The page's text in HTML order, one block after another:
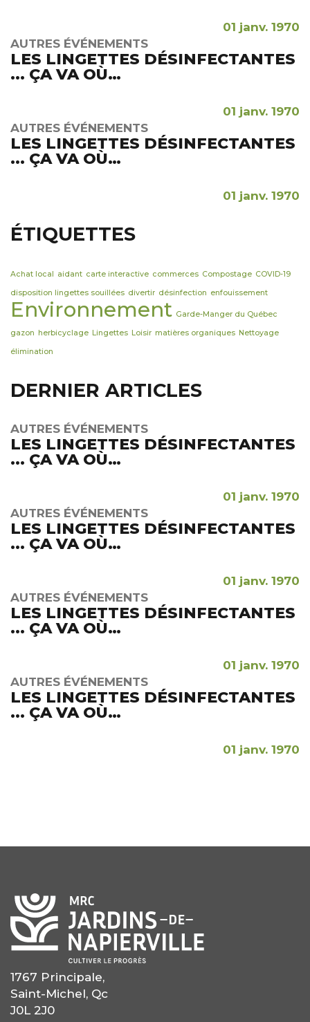
01 janv. 1970
AUTRES ÉVÉNEMENTS
LES LINGETTES DÉSINFECTANTES
... ÇA VA OÙ…
01 janv. 1970
AUTRES ÉVÉNEMENTS
LES LINGETTES DÉSINFECTANTES
... ÇA VA OÙ…
01 janv. 1970
ÉTIQUETTES
Achat local aidant carte interactive commerces Compostage COVID-19
disposition lingettes souillées divertir désinfection enfouissement
Environnement Garde-Manger du Québec
gazon herbicyclage Lingettes Loisir matières organiques Nettoyage
élimination
DERNIER ARTICLES
AUTRES ÉVÉNEMENTS
LES LINGETTES DÉSINFECTANTES
... ÇA VA OÙ…
01 janv. 1970
AUTRES ÉVÉNEMENTS
LES LINGETTES DÉSINFECTANTES
... ÇA VA OÙ…
01 janv. 1970
AUTRES ÉVÉNEMENTS
LES LINGETTES DÉSINFECTANTES
... ÇA VA OÙ…
01 janv. 1970
AUTRES ÉVÉNEMENTS
LES LINGETTES DÉSINFECTANTES
... ÇA VA OÙ…
01 janv. 1970
1767 Principale,
Saint-Michel, Qc
J0L 2J0